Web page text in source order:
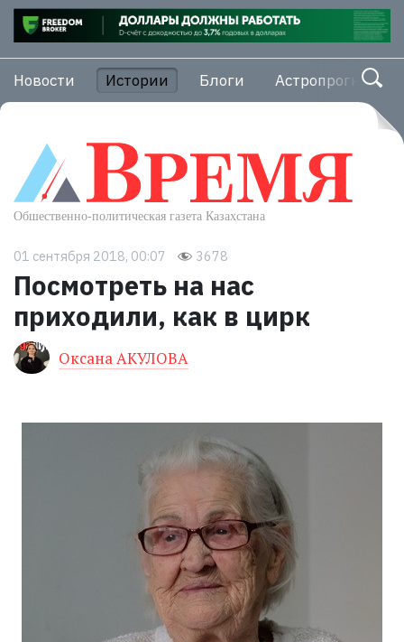
Новости Истории Блоги Астропрогноз
01 сентября 2018, 00:07 3678
Посмотреть на нас
приходили, как в цирк
Оксана АКУЛОВА